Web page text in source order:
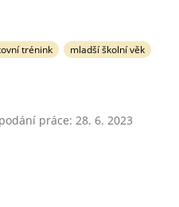
trénink
mladší školní věk
práce: 28. 6. 2023